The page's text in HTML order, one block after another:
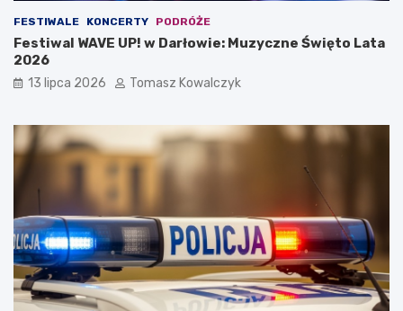
FESTIWALE KONCERTY PODRÓŻE
Festiwal WAVE UP! w Darłowie: Muzyczne Święto Lata
2026
13 lipca 2026 Tomasz Kowalczyk